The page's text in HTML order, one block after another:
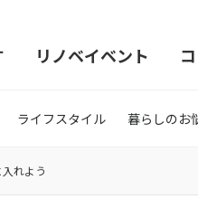
リノベイベント
ライフスタイル 暮らしのお
れよう